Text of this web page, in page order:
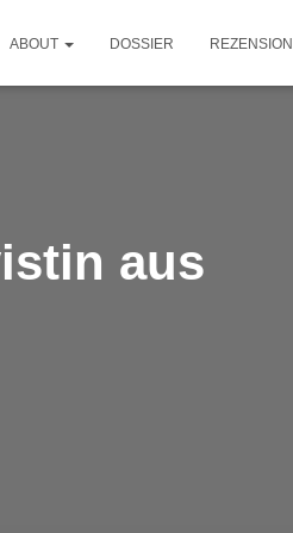
ABOUT DOSSIER
aus